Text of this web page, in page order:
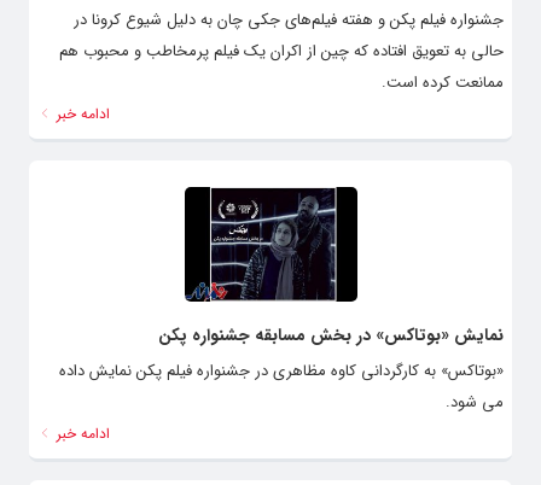
جشنواره فیلم پکن و هفته فیلم‌های جکی چان به دلیل شیوع کرونا در
حالی به تعویق افتاده که چین از اکران یک فیلم پرمخاطب و محبوب هم
ممانعت کرده است.
ادامه خبر
نمایش «بوتاکس» در بخش مسابقه جشنواره پکن
«بوتاکس» به کارگردانی کاوه مظاهری در جشنواره فیلم پکن نمایش داده
می شود.
ادامه خبر